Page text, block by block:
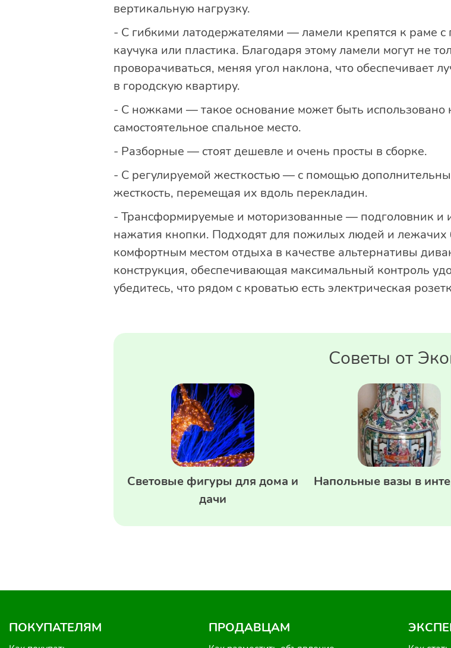
вертикальную нагрузку.
- С гибкими латодержателями — ламели крепятся к раме
каучука или пластика. Благодаря этому ламели могут не
проворачиваться, меняя угол наклона, что обеспечивает
в городскую квартиру.
- С ножками — такое основание может быть использовано
самостоятельное спальное место.
- Разборные — стоят дешевле и очень просты в сборке.
- С регулируемой жесткостью — с помощью
жесткость, перемещая их вдоль перекладин.
- Трансформируемые и моторизованные — подголовник и
нажатия кнопки. Подходят для пожилых людей и лежачих
комфортным местом отдыха в качестве альтернативы
конструкция, обеспечивающая максимальный контроль
убедитесь, что рядом с кроватью есть электрическая
Советы от
Световые фигуры для дома и
дачи
Напольные вазы в
ПОКУПАТЕЛЯМ ПРОДАВЦАМ